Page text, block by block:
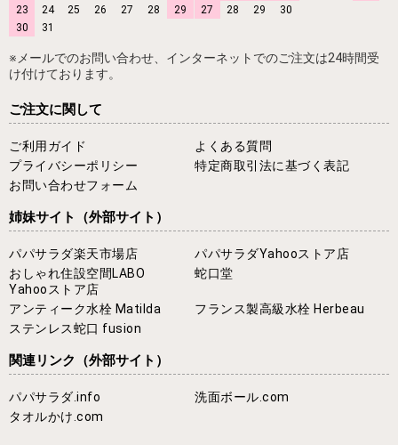
23
24 25 26 27 28
29
30
31
27
28 29 30
※メールでのお問い合わせ、インターネットでのご注文は24時間受
け付けております。
ご注文に関して
ご利用ガイド
よくある質問
プライバシーポリシー
特定商取引法に基づく表記
お問い合わせフォーム
姉妹サイト （外部サイト）
パパサラダ楽天市場店
パパサラダYahooストア店
おしゃれ住設空間LABO
Yahooストア店
蛇口堂
アンティーク水栓 Matilda
フランス製高級水栓 Herbeau
ステンレス蛇口 fusion
関連リンク （外部サイト）
パパサラダ.info
洗面ボール.com
タオルかけ.com